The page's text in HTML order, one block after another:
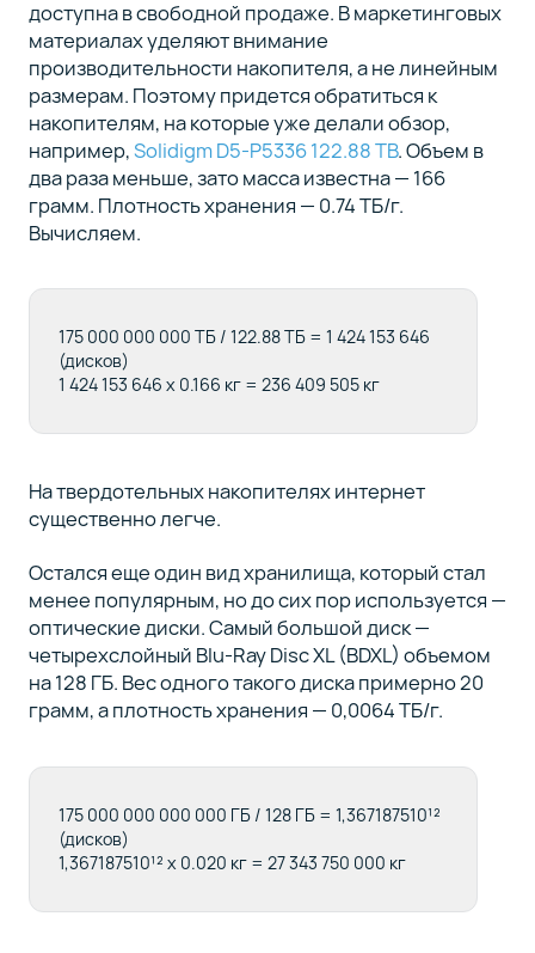
доступна в свободной продаже. В маркетинговых
материалах уделяют внимание
производительности накопителя, а не линейным
размерам. Поэтому придется обратиться к
накопителям, на которые уже делали обзор,
например,Solidigm D5-P5336 122.88 TB. Объем в
два раза меньше, зато масса известна — 166
грамм. Плотность хранения — 0.74 ТБ/г.
Вычисляем.
175 000 000 000 ТБ / 122.88 ТБ = 1 424 153 646
(дисков)
1 424 153 646 x 0.166 кг = 236 409 505 кг
На твердотельных накопителях интернет
существенно легче.
Остался еще один вид хранилища, который стал
менее популярным, но до сих пор используется —
оптические диски. Самый большой диск —
четырехслойный Blu-Ray Disc XL (BDXL) объемом
на 128 ГБ. Вес одного такого диска примерно 20
грамм, а плотность хранения — 0,0064 ТБ/г.
175 000 000 000 000 ГБ / 128 ГБ = 1,367187510¹²
(дисков)
1,367187510¹² x 0.020 кг = 27 343 750 000 кг